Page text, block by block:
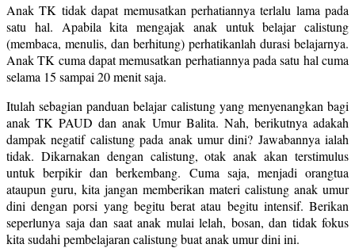
Anak TK tidak dapat memusatkan perhatiannya terlalu lama pada
satu hal. Apabila kita mengajak anak untuk belajar calistung
(membaca, menulis, dan berhitung) perhatikanlah durasi belajarnya.
Anak TK cuma dapat memusatkan perhatiannya pada satu hal cuma
selama 15 sampai 20 menit saja.
Itulah sebagian panduan belajar calistung yang menyenangkan bagi
anak TK PAUD dan anak Umur Balita. Nah, berikutnya adakah
dampak negatif calistung pada anak umur dini? Jawabannya ialah
tidak. Dikarnakan dengan calistung, otak anak akan terstimulus
untuk berpikir dan berkembang. Cuma saja, menjadi orangtua
ataupun guru, kita jangan memberikan materi calistung anak umur
dini dengan porsi yang begitu berat atau begitu intensif. Berikan
seperlunya saja dan saat anak mulai lelah, bosan, dan tidak fokus
kita sudahi pembelajaran calistung buat anak umur dini ini.